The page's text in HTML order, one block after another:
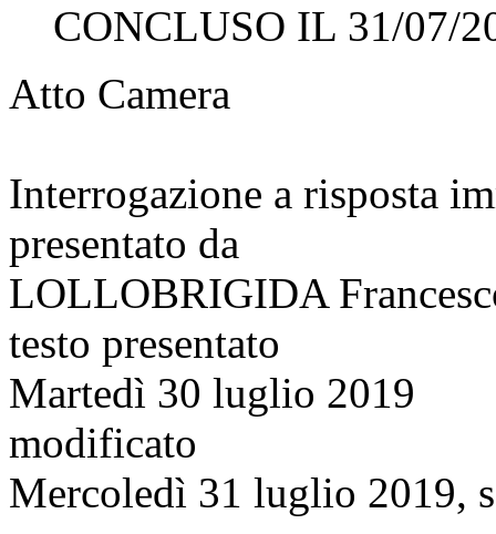
CONCLUSO IL 31/07/
Atto Camera
Interrogazione a risposta
presentato da
LOLLOBRIGIDA
testo presentato
Martedì 30 luglio 2019
modificato
Mercoledì 31 luglio 2019,